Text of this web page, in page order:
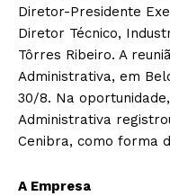
Diretor-Presidente
Diretor Técnico,
Tôrres Ribeiro. A
Administrativa, em
30/8. Na
Administrativa
Cenibra, como forma
A Empresa